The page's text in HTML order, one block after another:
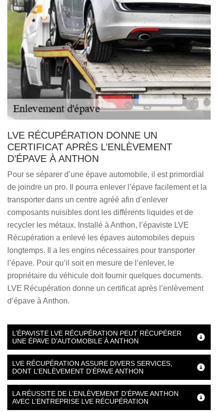
LVE RÉCUPÉRATION DONNE UN
CERTIFICAT APRÈS L’ENLÈVEMENT
D’ÉPAVE À ANTHON
Pour se séparer d’une épave automobile, il est primordial
de joindre un pro. Il pourra enlever l’épave facilement et la
transporter dans un centre agréé afin d’enlever
composants nuisibles dont les différents liquides et de
recycler les métaux. Installé à Anthon, l’épaviste LVE
Récupération a enlevé les épaves automobiles depuis
longtemps. Il a les engins nécessaires pour transporter
l’épave. Pour qu’il soit en mesure de l’enlever, le
propriétaire du véhicule doit fournir quelques documents.
LVE Récupération donne un certificat après l’enlèvement
d’épave à Anthon.
L’ÉPAVISTE LVE RÉCUPÉRATION PEUT RÉCUPÉRER
UNE ÉPAVE D’AUTOMOBILE À ANTHON
LVE RÉCUPÉRATION ASSURE DIVERS SERVICES,
DONT L’ENLÈVEMENT D’ÉPAVE ANTHON
LA RÉUSSITE DE L’ENLÈVEMENT D’ÉPAVE ANTHON
AVEC L’ENTREPRISE LVE RÉCUPÉRATION